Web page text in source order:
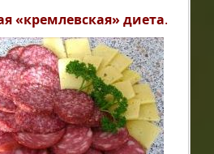
«кремлевская» диета.